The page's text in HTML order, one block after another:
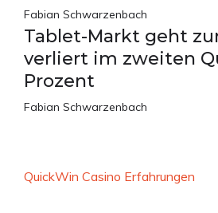
Fabian Schwarzenbach
Tablet-Markt geht
verliert im zweiten
Prozent
Fabian Schwarzenbach
QuickWin Casino Erfahrungen